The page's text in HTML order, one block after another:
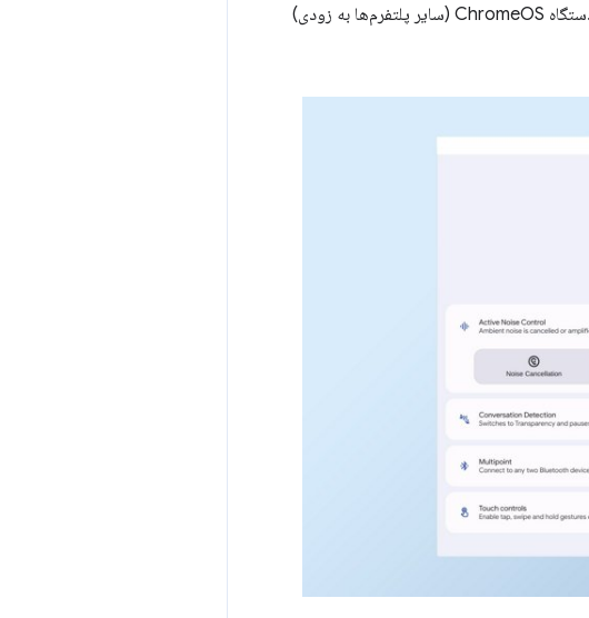
در دستگاه ChromeOS (سایر پلتفرم‌ها به زودی)